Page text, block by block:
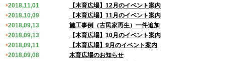
2018,11,01
【木育広場】12月のイベント案内
2018,10,09
【木育広場】11月のイベント案内
2018,09,13
施工事例（古民家再生）一件追加
2018,09,13
【木育広場】10月のイベント案内
2018,09,11
【木育広場】9月のイベント案内
2018,09,08
木育広場のお知らせ